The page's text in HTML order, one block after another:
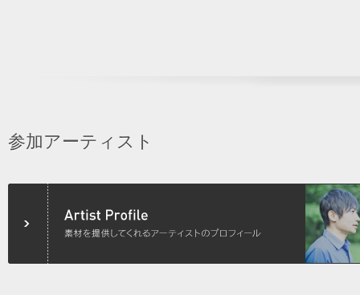
参加アーティスト